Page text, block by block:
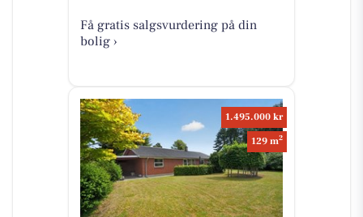
Få gratis salgsvurdering på din
bolig ›
1.495.000 kr
129 m2